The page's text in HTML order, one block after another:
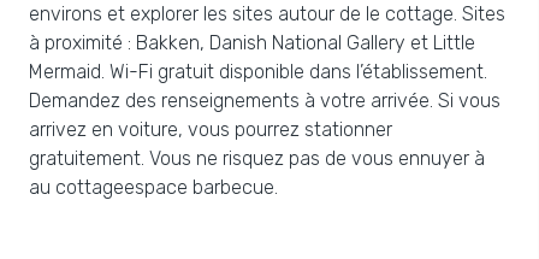
environs et explorer les sites autour de le cottage. Sites
à proximité : Bakken, Danish National Gallery et Little
Mermaid. Wi-Fi gratuit disponible dans l’établissement.
Demandez des renseignements à votre arrivée. Si vous
arrivez en voiture, vous pourrez stationner
gratuitement. Vous ne risquez pas de vous ennuyer à
au cottageespace barbecue.